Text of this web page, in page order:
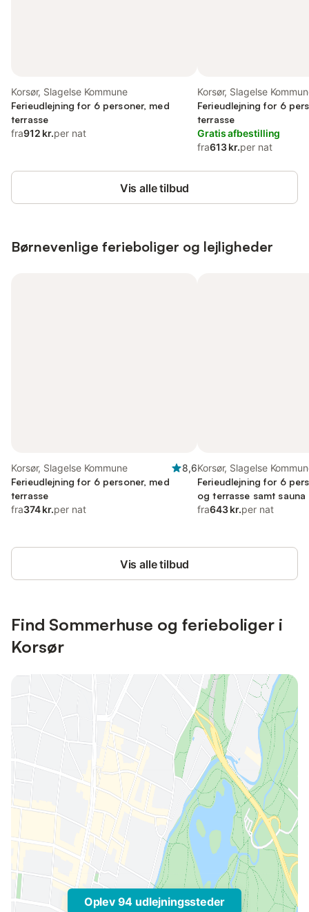
Korsør, Slagelse Kommune
Ferieudlejning for 6 personer, med
terrasse
fra912 kr.per nat
Korsør, Slagelse
Ferieudlejning for 6
terrasse
Gratis afbestilling
fra613 kr.per nat
Vis alle tilbud
Børnevenlige ferieboliger og lejligheder
Korsør, Slagelse Kommune
8,6
Ferieudlejning for 6 personer, med
terrasse
fra374 kr.per nat
Korsør, Slagelse
Ferieudlejning for 6
og terrasse samt sauna
fra643 kr.per nat
Vis alle tilbud
Find Sommerhuse og ferieboliger i
Korsør
Oplev 94 udlejningssteder